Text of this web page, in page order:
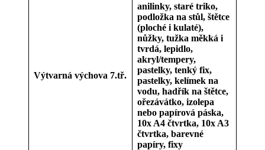
Výtvarná výchova 7.tř.
anilinky, staré triko,
podložka na stůl, štětce
(ploché i kulaté),
nůžky, tužka měkká i
tvrdá, lepidlo,
akryl/tempery,
pastelky, tenký fix,
pastelky, kelímek na
vodu, hadřík na štětce,
ořezávátko, izolepa
nebo papírová páska,
10x A4 čtvrtka, 10x A3
čtvrtka, barevné
papíry, fixy